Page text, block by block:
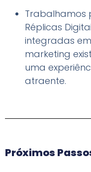
Trabalhamos
Réplicas
integradas
marketing
uma
atraente.
Próximos